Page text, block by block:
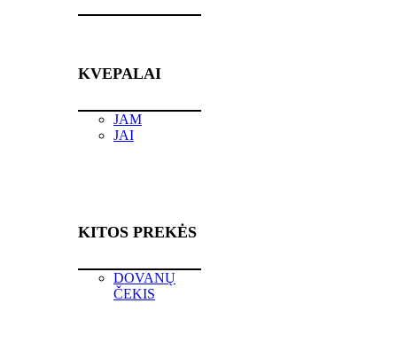
KVEPALAI
JAM
JAI
KITOS PREKĖS
DOVANŲ
ČEKIS